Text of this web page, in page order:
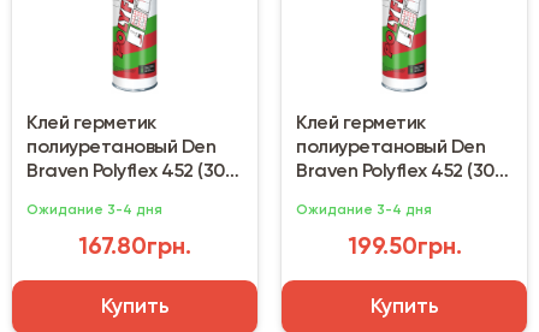
Клей герметик
полиуретановый Den
Braven Polyflex 452 (300
Ожидание 3-4 дня
167.80грн.
Купить
Клей герметик
полиуретановый Den
Braven Polyflex 452 (300
Ожидание 3-4 дня
199.50грн.
Купить